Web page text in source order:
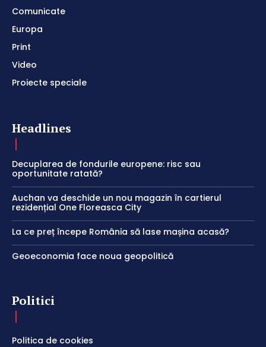
Comunicate
Europa
Print
Video
Proiecte speciale
Headlines
Decuplarea de fondurile europene: risc sau
oportunitate ratată?
Auchan va deschide un nou magazin în cartierul
rezidențial One Floreasca City
La ce preț începe România să lase mașina acasă?
Geoeconomia face noua geopolitică
Politici
Politica de cookies